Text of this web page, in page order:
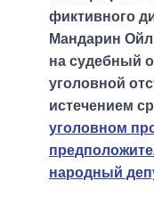
фиктивного
Мандарин
на судебный
уголовной
истечением
уголовном
народный